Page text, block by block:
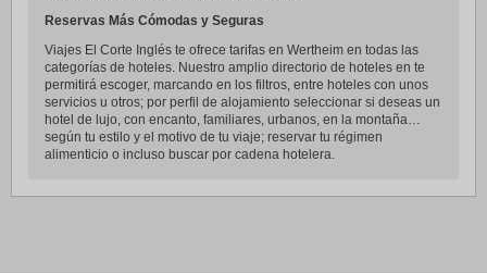
Reservas Más Cómodas y Seguras
Viajes El Corte Inglés te ofrece tarifas en Wertheim en todas las
categorías de hoteles. Nuestro amplio directorio de hoteles en te
permitirá escoger, marcando en los filtros, entre hoteles con unos
servicios u otros; por perfil de alojamiento seleccionar si deseas un
hotel de lujo, con encanto, familiares, urbanos, en la montaña…
según tu estilo y el motivo de tu viaje; reservar tu régimen
alimenticio o incluso buscar por cadena hotelera.